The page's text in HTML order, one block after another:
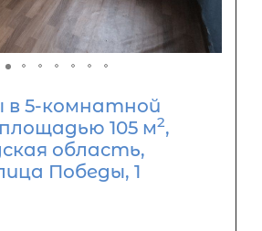
в 5-комнатной
105 м2,
область,
Победы, 1